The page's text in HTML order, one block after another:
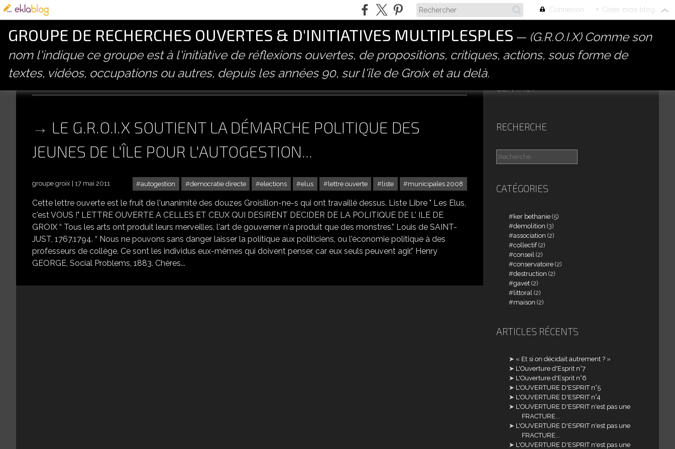
Connexion + Créer mon blog
GROUPE DE RECHERCHES OUVERTES & D'INITIATIVES MULTIPLESPLES
(G.R.O.I.X) Comme son
nom l'indique ce groupe est à l'initiative de réflexions ouvertes, de propositions, critiques, actions, sous forme de
textes, vidéos, occupations ou autres, depuis les années 90, sur l'île de Groix et au delà.
autogestion
LE G.R.O.I.X SOUTIENT LA DÉMARCHE POLITIQUE DES
JEUNES DE L'ÎLE POUR L'AUTOGESTION...
autogestion democratie directe elections elus lettre ouverte liste municipales 2008
groupe groix 17 mai 2011
Cette lettre ouverte est le fruit de l'unanimité des douzes Groisillon-ne-s qui ont travaillé dessus. Liste Libre " Les Elus,
c'est VOUS !" LETTRE OUVERTE A CELLES ET CEUX QUI DESIRENT DECIDER DE LA POLITIQUE DE L' ILE DE
GROIX “ Tous les arts ont produit leurs merveilles, l'art de gouverner n'a produit que des monstres.” Louis de SAINT-
JUST, 1767.1794. “ Nous ne pouvons sans danger laisser la politique aux politiciens, ou l'économie politique à des
professeurs de collège. Ce sont les individus eux-mêmes qui doivent penser, car eux seuls peuvent agir.” Henry
GEORGE, Social Problems, 1883. Chères...
CONTACT
RECHERCHE
CATÉGORIES
ker bethanie (5)
demolition (3)
association (2)
collectif(2)
conseil (2)
conservatoire (2)
destruction (2)
gavet (2)
littoral (2)
maison (2)
ARTICLES RÉCENTS
« Et si on décidait autrement ? »
L'Ouverture d'Esprit n°7
L'Ouverture d'Esprit n°6
L'OUVERTURE D'ESPRIT n°5
L'OUVERTURE D'ESPRIT n°4
L'OUVERTURE D'ESPRIT n'est pas une
FRACTURE...
L'OUVERTURE D'ESPRIT n'est pas une
FRACTURE...
L'OUVERTURE D'ESPRIT n'est pas une